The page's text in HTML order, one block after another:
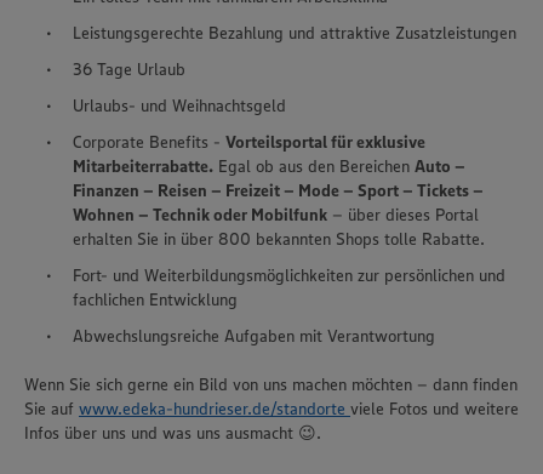
Leistungsgerechte Bezahlung und attraktive Zusatzleistungen
36 Tage Urlaub
Urlaubs- und Weihnachtsgeld
Corporate Benefits - Vorteilsportal für exklusive
Mitarbeiterrabatte. Egal ob aus den Bereichen Auto –
Finanzen – Reisen – Freizeit – Mode – Sport – Tickets –
Wohnen – Technik oder Mobilfunk – über dieses Portal
erhalten Sie in über 800 bekannten Shops tolle Rabatte.
Fort- und Weiterbildungsmöglichkeiten zur persönlichen und
fachlichen Entwicklung
Abwechslungsreiche Aufgaben mit Verantwortung
Wenn Sie sich gerne ein Bild von uns machen möchten – dann finden
Sie auf www.edeka-hundrieser.de/standorte viele Fotos und weitere
Infos über uns und was uns ausmacht 😉.